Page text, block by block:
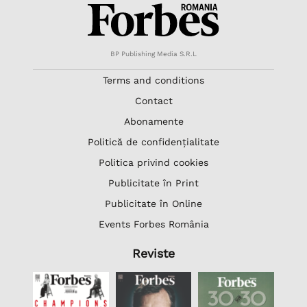
BP Publishing Media S.R.L
Terms and conditions
Contact
Abonamente
Politică de confidențialitate
Politica privind cookies
Publicitate în Print
Publicitate în Online
Events Forbes România
Reviste